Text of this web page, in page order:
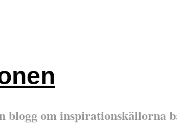
om inspirationskällorna